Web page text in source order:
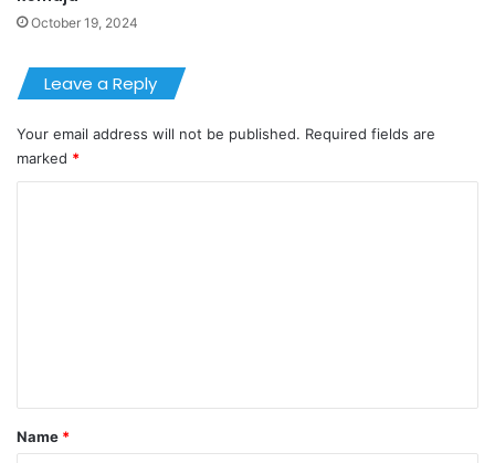
October 19, 2024
Leave a Reply
Your email address will not be published. Required fields are
marked *
*
Name *